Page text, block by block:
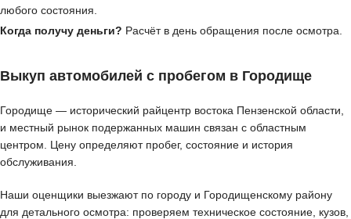
любого состояния.
Когда получу деньги? Расчёт в день обращения после осмотра.
Выкуп автомобилей с пробегом в Городище
Городище — исторический райцентр востока Пензенской области,
и местный рынок подержанных машин связан с областным
центром. Цену определяют пробег, состояние и история
обслуживания.
Наши оценщики выезжают по городу и Городищенскому району
для детального осмотра: проверяем техническое состояние, кузов,